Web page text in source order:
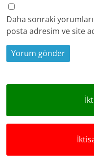
Daha sonraki
posta adresim ve site